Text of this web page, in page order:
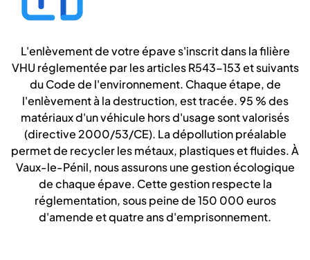
L'enlèvement de votre épave s'inscrit dans la filière
VHU réglementée par les articles R543-153 et suivants
du Code de l'environnement. Chaque étape, de
l'enlèvement à la destruction, est tracée. 95 % des
matériaux d'un véhicule hors d'usage sont valorisés
(directive 2000/53/CE). La dépollution préalable
permet de recycler les métaux, plastiques et fluides. À
Vaux-le-Pénil, nous assurons une gestion écologique
de chaque épave. Cette gestion respecte la
réglementation, sous peine de 150 000 euros
d'amende et quatre ans d'emprisonnement.